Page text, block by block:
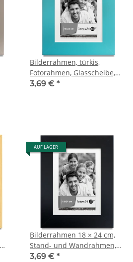
Bilderrahmen, türkis,
Fotorahmen, Glasscheibe,
Bilderformat 18 × 24 cm
3,69 € *
AUF LAGER
Bilderrahmen 18 × 24 cm,
Stand- und Wandrahmen,
Glasscheibe
3,69 € *